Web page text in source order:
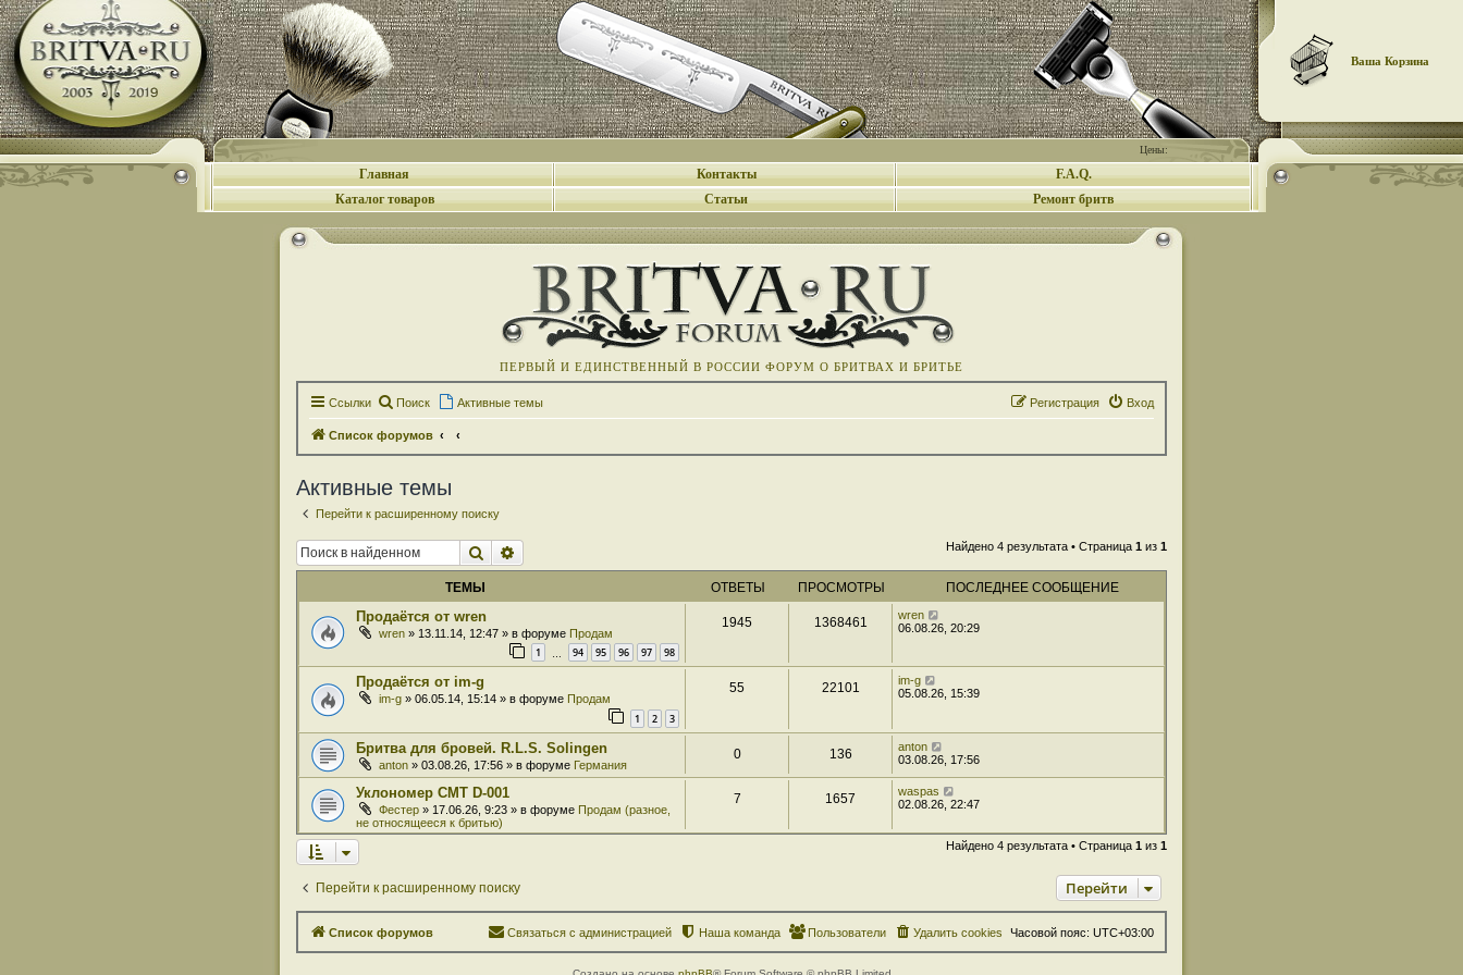
Цены:
Ваша Корзина
Главная Контакты
F.A.Q.
Каталог товаров
Статьи Ремонт бритв
ПЕРВЫЙ И ЕДИНСТВЕННЫЙ В РОССИИ ФОРУМ О БРИТВАХ И БРИТЬЕ
Ссылки Поиск Активные темы Вход
Регистрация
Список форумов
Активные темы
Перейти к расширенному поиску
Поиск Найдено 4 результата • Страница 1 из 1
ТЕМЫ ОТВЕТЫ ПРОСМОТРЫ ПОСЛЕДНЕЕ СООБЩЕНИЕ
Продаётся от wren
wren » 13.11.14, 12:47 » в форуме Продам
1 94 95 96 97 98
1945 1368461
wren
06.08.26, 20:29
Продаётся от im-g
im-g » 06.05.14, 15:14 » в форуме Продам
1 2 3
55 22101
im-g
05.08.26, 15:39
Бритва для бровей. R.L.S. Solingen
anton » 03.08.26, 17:56 » в форуме Германия
0 136
anton
03.08.26, 17:56
Уклономер СМТ D-001
Фестер » 17.06.26, 9:23 » в форуме Продам (разное,
не относящееся к бритью)
7 1657
waspas
02.08.26, 22:47
Найдено 4 результата • Страница 1 из 1
Перейти к расширенному поиску Перейти
Список форумов Часовой пояс: UTC+03:00
Удалить cookies
Пользователи
Наша команда
Связаться с администрацией